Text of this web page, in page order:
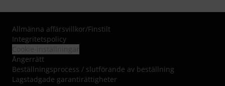
Allmänna affärsvillkor/Finstilt
Integritetspolicy
Ångerrätt
Beställningsprocess / slutförande av beställning
Lagstadgade garantirättigheter